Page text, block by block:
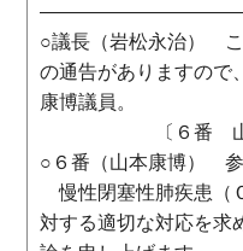
○議長（岩松永治）
の通告がありますので
康博議員。
〔６番 山本康
○６番（山本康博） 参
慢性閉塞性肺疾患（
対する適切な対応を求